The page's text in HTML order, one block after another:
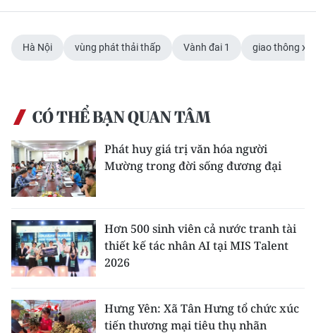
Hà Nội vùng phát thải thấp Vành đai 1 giao thông
CÓ THỂ BẠN QUAN TÂM
Phát huy giá trị văn hóa người
Mường trong đời sống đương đại
Hơn 500 sinh viên cả nước tranh tài
thiết kế tác nhân AI tại MIS Talent
2026
Hưng Yên: Xã Tân Hưng tổ chức xúc
tiến thương mại tiêu thụ nhãn